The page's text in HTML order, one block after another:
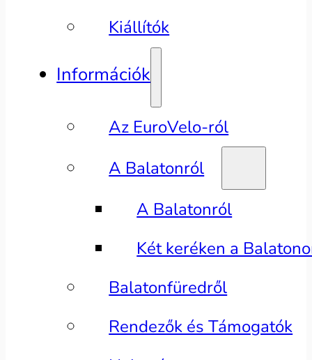
Kiállítók
Információk
Az EuroVelo-ról
A Balatonról
A Balatonról
Két keréken a
Balatonfüredről
Rendezők és Támogatók